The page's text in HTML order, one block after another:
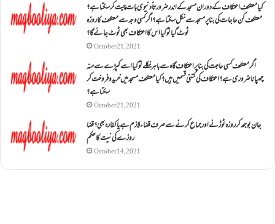
کیا معتکف اعتکاف کے دوران مسجد کے اندر ضرورتاً دنیوی بات چیت کر سکتا ہے؟
معتکف کن حاجات کی بنا پر مسجد سے نکل سکتا ہے؟ اگر کسی وجہ سے معتکف کا روزہ
ٹوٹ گیا تو کیا اس کا اعتکاف بھی ٹوٹ جائے گا؟
October 21, 2021
اگر معتکف کسی حاجت کی بنا پر اعتکاف گاہ سے باہر نکلے تو کیا اسے کپڑے سے منہ
چھپانا ضروری ہے؟اعتکاف کی کتنی قسمیں ہیں؟کیا معتکف مسجد میں خرید و فروخت کر
سکتا ہے؟
October 21, 2021
جان بوجھ کر روزہ ٹوڑنے اور جماع کرنے سے صرف قضاء لازم ہے یا کفارہ بھی؟ قضا
روزے کی نیت کا حکم
October 14, 2021